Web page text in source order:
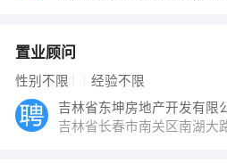
置业顾问
性别不限 经验不限
吉林省东坤房地产开发有限
吉林省长春市南关区南湖大